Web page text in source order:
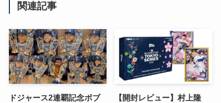
関連記事
ドジャース2連覇記念ボブ
【開封レビュー】村上隆